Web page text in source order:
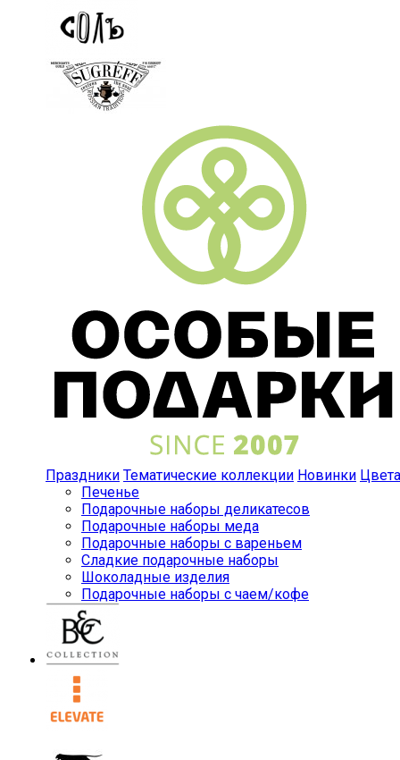
Праздники Тематические коллекции Новинки Цвета
Печенье
Подарочные наборы деликатесов
Подарочные наборы меда
Подарочные наборы с вареньем
Сладкие подарочные наборы
Шоколадные изделия
Подарочные наборы с чаем/кофе